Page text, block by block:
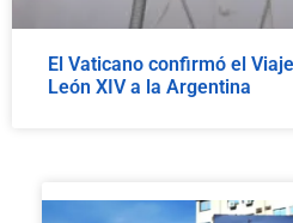
El Vaticano confirmó el
León XIV a la Argentina